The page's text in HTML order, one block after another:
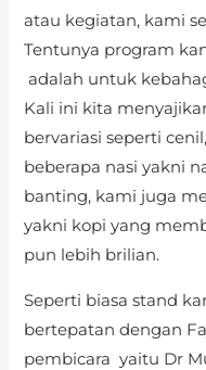
atau kegiatan, kami
Tentunya program
adalah untuk
Kali ini kita
bervariasi seperti
beberapa nasi yakni
banting, kami juga
yakni kopi yang
pun lebih brilian.
Seperti biasa stand
bertepatan dengan
pembicara yaitu Dr